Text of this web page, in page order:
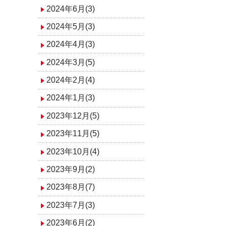
2024年6月(3)
2024年5月(3)
2024年4月(3)
2024年3月(5)
2024年2月(4)
2024年1月(3)
2023年12月(5)
2023年11月(5)
2023年10月(4)
2023年9月(2)
2023年8月(7)
2023年7月(3)
2023年6月(2)